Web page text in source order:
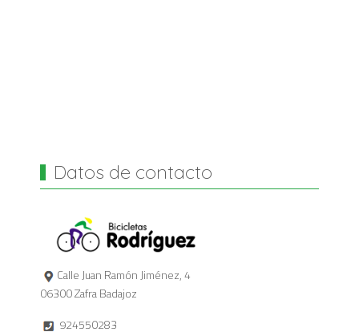
Datos de contacto
Calle Juan Ramón Jiménez, 4
06300 Zafra Badajoz
924550283